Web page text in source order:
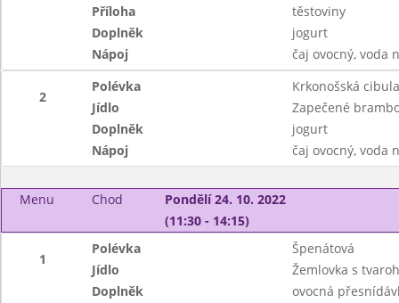
Příloha
těstoviny
Doplněk
jogurt
Nápoj
čaj ovocný, voda
2
Polévka
Krkonošská
Jídlo
Zapečené
Doplněk
jogurt
Nápoj
čaj ovocný, voda
Menu Chod
Pondělí 24. 10. 2022
(11:30 - 14:15)
1
Polévka
Špenátová
Jídlo
Žemlovka s
Doplněk
ovocná